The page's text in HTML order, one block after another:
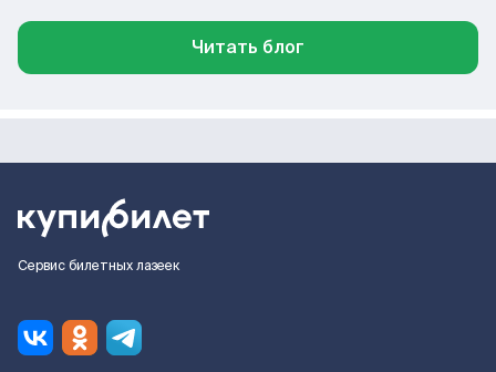
Читать блог
Сервис билетных лазеек